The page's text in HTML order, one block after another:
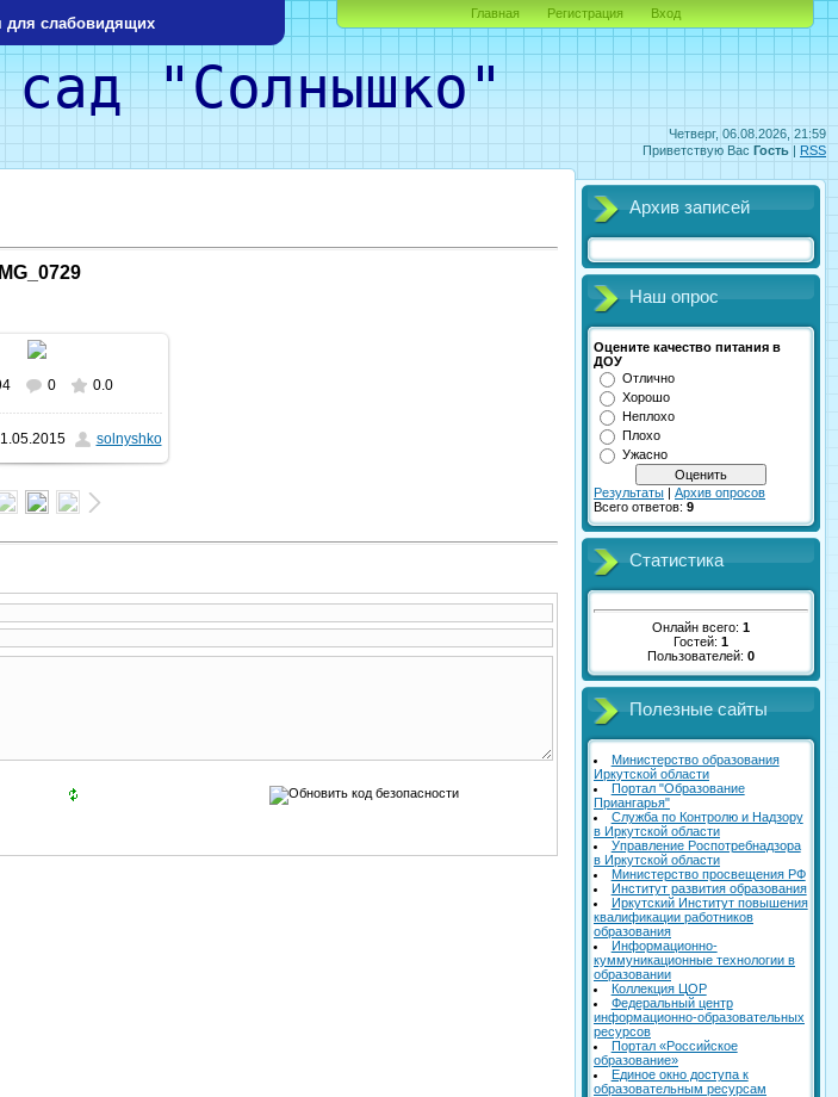
для слабовидящих
Четверг, 06.08.2026, 21:59
Приветствую Вас Гость | RSS
"Солнышко"
Главная Регистрация Вход
IMG_0729
0 0.0
solnyshko
Архив записей
Наш опрос
Оцените качество питания в
ДОУ
Отлично
Хорошо
Неплохо
Плохо
Ужасно
Результаты | Архив опросов
Всего ответов: 9
Статистика
Онлайн всего: 1
Гостей: 1
Пользователей: 0
Полезные сайты
Министерство образования
Иркутской области
Портал "Образование
Приангарья"
Служба по Контролю и Надзору
в Иркутской области
Управление Роспотребнадзора
в Иркутской области
Министерство просвещения РФ
Институт развития образования
Иркутский Институт повышения
квалификации работников
образования
Информационно-
куммуникационные технологии в
образовании
Коллекция ЦОР
Федеральный центр
информационно-образовательных
ресурсов
Портал «Российское
образование»
Единое окно доступа к
образовательным ресурсам